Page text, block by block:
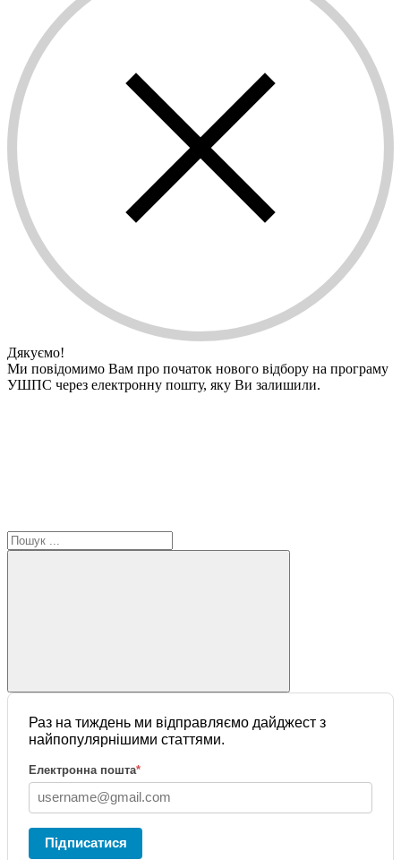
Дякуємо!
Ми повідомимо Вам про початок нового відбору на програму
УШПС через електронну пошту, яку Ви залишили.
Раз на тиждень ми відправляємо дайджест з
найпопулярнішими статтями.
Електронна пошта*
Підписатися